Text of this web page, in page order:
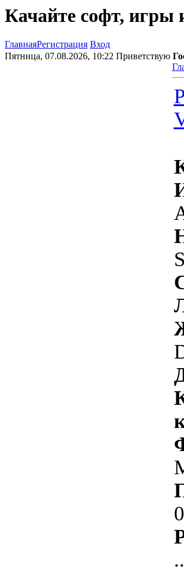
Качайте софт, игры
ГлавнаяРегистрация Вход
Пятница, 07.08.2026, 10:22 Приветствую